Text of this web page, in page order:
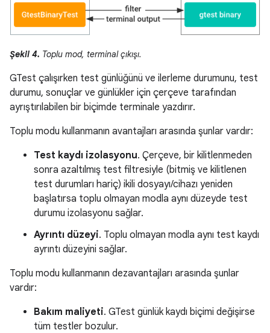
Şekil 4. Toplu mod, terminal çıkışı.
GTest çalışırken test günlüğünü ve ilerleme durumunu, test
durumu, sonuçlar ve günlükler için çerçeve tarafından
ayrıştırılabilen bir biçimde terminale yazdırır.
Toplu modu kullanmanın avantajları arasında şunlar vardır:
Test kaydı izolasyonu. Çerçeve, bir kilitlenmeden
sonra azaltılmış test filtresiyle (bitmiş ve kilitlenen
test durumları hariç) ikili dosyayı/cihazı yeniden
başlatırsa toplu olmayan modla aynı düzeyde test
durumu izolasyonu sağlar.
Ayrıntı düzeyi. Toplu olmayan modla aynı test kaydı
ayrıntı düzeyini sağlar.
Toplu modu kullanmanın dezavantajları arasında şunlar
vardır:
Bakım maliyeti. GTest günlük kaydı biçimi değişirse
tüm testler bozulur.